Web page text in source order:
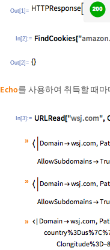
Out[1]=
In[2]:=
Out[2]=
Echo를 사용하여 취득할 때
In[3]:=
»
»
»